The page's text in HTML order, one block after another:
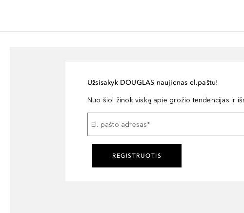
Užsisakyk DOUGLAS naujienas el.paštu!
Nuo šiol žinok viską apie grožio tendencijas ir
El. pašto adresas*
REGISTRUOTIS